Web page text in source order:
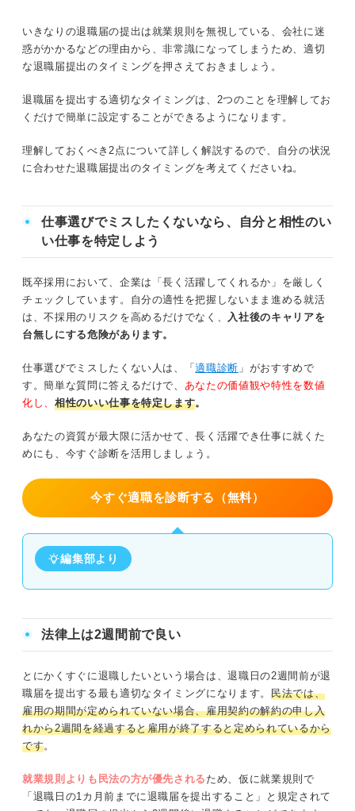
いきなりの退職届の提出は就業規則を無視している、会社に迷
惑がかかるなどの理由から、非常識になってしまうため、適切
な退職届提出のタイミングを押さえておきましょう。
退職届を提出する適切なタイミングは、2つのことを理解してお
くだけで簡単に設定することができるようになります。
理解しておくべき2点について詳しく解説するので、自分の状況
に合わせた退職届提出のタイミングを考えてくださいね。
仕事選びでミスしたくないなら、自分と相性のい
い仕事を特定しよう
既卒採用において、企業は「長く活躍してくれるか」を厳しく
チェックしています。自分の適性を把握しないまま進める就活
は、不採用のリスクを高めるだけでなく、 入社後のキャリアを
台無しにする危険があります。
仕事選びでミスしたくない人は、「適職診断 」がおすすめで
す。簡単な質問に答えるだけで、 あなたの価値観や特性を数値
化し、 相性のいい仕事を特定します。
あなたの資質が最大限に活かせて、長く活躍でき仕事に就くた
めにも、今すぐ診断を活用しましょう。
今すぐ適職を診断する（無料）
編集部より
法律上は2週間前で良い
とにかくすぐに退職したいという場合は、退職日の2週間前が退
職届を提出する最も適切なタイミングになります。 民法では、
雇用の期間が定められていない場合、雇用契約の解約の申し入
れから2週間を経過すると雇用が終了すると定められているから
です。
就業規則よりも民法の方が優先される ため、仮に就業規則で
「退職日の1カ月前までに退職届を提出すること」と規定されて